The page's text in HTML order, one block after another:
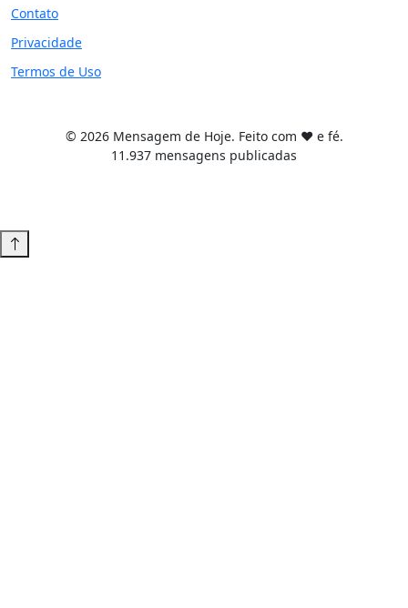
Contato
Privacidade
Termos de Uso
© 2026 Mensagem de Hoje. Feito com ❤️ e fé.
11.937 mensagens publicadas